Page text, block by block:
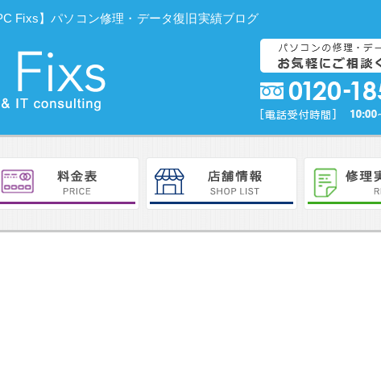
Fixs】パソコン修理・データ復旧実績ブログ